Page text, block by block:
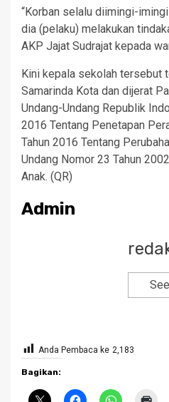
“Korban selalu diimingi-
dia (pelaku) melakukan
AKP Jajat Sudrajat kepada
Kini kepala sekolah tersebut
Samarinda Kota dan dijerat
Undang-Undang Republik
2016 Tentang Penetapan
Tahun 2016 Tentang
Undang Nomor 23 Tahun
Anak. (QR)
Admin
Anda Pembaca ke 2,183
Bagikan: